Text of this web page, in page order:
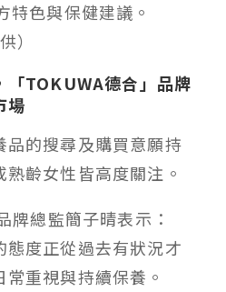
特色與保健建議。
）
「TOKUWA德合」品牌
場
的搜尋及購買意願持
齡女性皆高度關注。
牌總監簡子晴表示：
態度正從過去有狀況才
重視與持續保養。